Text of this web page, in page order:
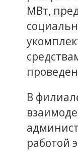
МВт,
В
работой